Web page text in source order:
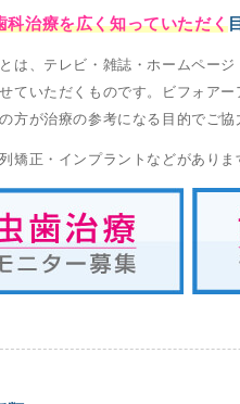
科治療を広く知っていただく
は、テレビ・雑誌・ホームペー
ていただくものです。ビフォア
方が治療の参考になる目的でご協
矯正・インプラントなどがありま